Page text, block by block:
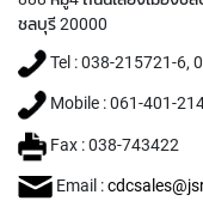
A
M
A
A
R
L
ชลบุรี 20000
Tel : 038-215721-6,
Mobile : 061-401-
Fax : 038-743422
Email :